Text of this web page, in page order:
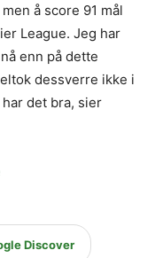
å score 91 mål
League. Jeg har
enn på dette
dessverre ikke i
det bra, sier
Discover